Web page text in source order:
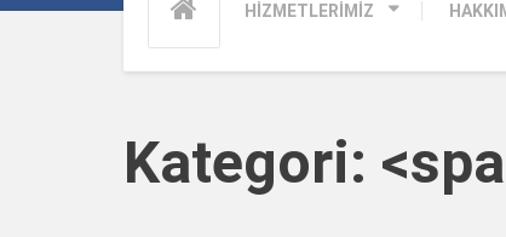
HİZMETLERİMİZ
Kategori: